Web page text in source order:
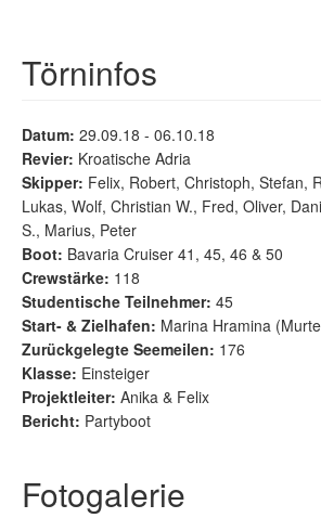
Törninfos
Datum: 29.09.18 - 06.10.18
Revier: Kroatische Adria
Skipper: Felix, Robert, Christoph, Stefan,
Lukas, Wolf, Christian W., Fred, Oliver,
S., Marius, Peter
Boot: Bavaria Cruiser 41, 45, 46 & 50
Crewstärke: 118
Studentische Teilnehmer: 45
Start- & Zielhafen: Marina Hramina
Zurückgelegte Seemeilen: 176
Klasse: Einsteiger
Projektleiter: Anika & Felix
Bericht: Partyboot
Fotogalerie